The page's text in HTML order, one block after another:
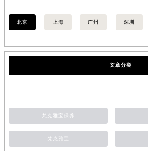
北京 上海 广州 深圳
文章分类
梵克雅宝保养
梵克雅宝